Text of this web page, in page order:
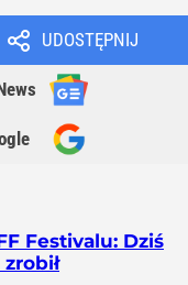
UDOSTĘPNIJ
Festivalu: Dziś